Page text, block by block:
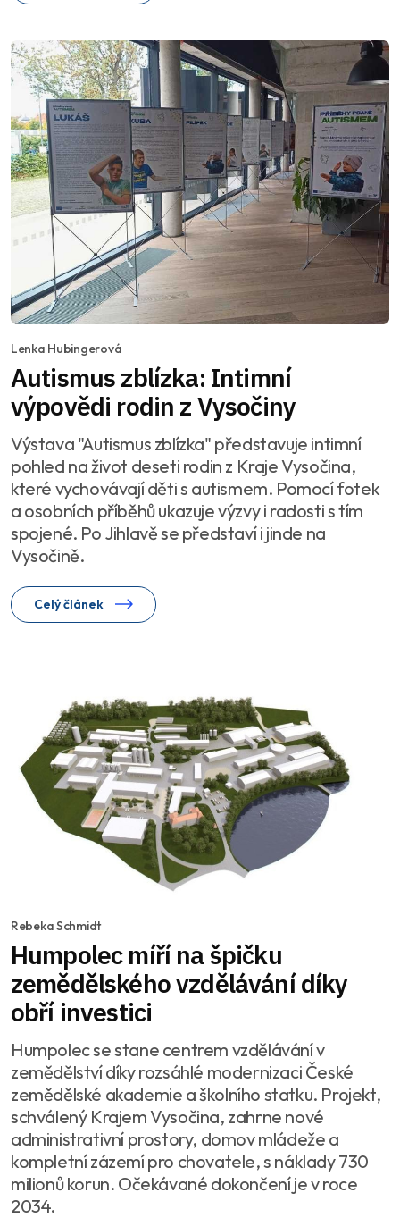
Lenka Hubingerová
Autismus zblízka: Intimní
výpovědi rodin z Vysočiny
Výstava "Autismus zblízka" představuje intimní
pohled na život deseti rodin z Kraje Vysočina,
které vychovávají děti s autismem. Pomocí fotek
a osobních příběhů ukazuje výzvy i radosti s tím
spojené. Po Jihlavě se představí i jinde na
Vysočině.
Celý článek
Rebeka Schmidt
Humpolec míří na špičku
zemědělského vzdělávání díky
obří investici
Humpolec se stane centrem vzdělávání v
zemědělství díky rozsáhlé modernizaci České
zemědělské akademie a školního statku. Projekt,
schválený Krajem Vysočina, zahrne nové
administrativní prostory, domov mládeže a
kompletní zázemí pro chovatele, s náklady 730
milionů korun. Očekávané dokončení je v roce
2034.